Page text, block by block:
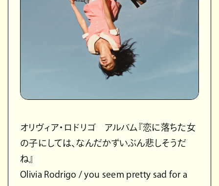
オリヴィア・ロドリゴ アルバム『恋に落ちた女
の子にしては、なんだかずいぶん悲しそうだ
ね』
Olivia Rodrigo / you seem pretty sad for a